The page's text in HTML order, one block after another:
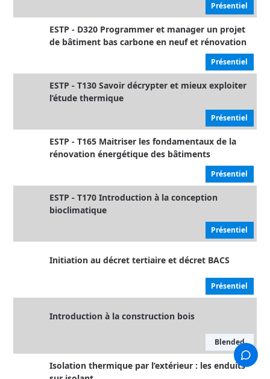
Présentiel
ESTP - D320 Programmer et manager un projet
de bâtiment bas carbone en neuf et rénovation
Présentiel
ESTP - T130 Savoir décrypter et mieux exploiter
l’étude thermique
Présentiel
ESTP - T165 Maitriser les fondamentaux de la
rénovation énergétique des bâtiments
Présentiel
ESTP - T170 Introduction à la conception
bioclimatique
Présentiel
Initiation au décret tertiaire et décret BACS
Présentiel
Introduction à la construction bois
Blended
Isolation thermique par l’extérieur : les enduits